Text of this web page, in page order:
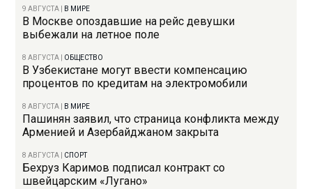
9 АВГУСТА В МИРЕ
В Москве опоздавшие на рейс девушки
выбежали на летное поле
8 АВГУСТА ОБЩЕСТВО
В Узбекистане могут ввести компенсацию
процентов по кредитам на электромобили
8 АВГУСТА В МИРЕ
Пашинян заявил, что страница конфликта между
Арменией и Азербайджаном закрыта
8 АВГУСТА СПОРТ
Бехруз Каримов подписал контракт со
швейцарским «Лугано»